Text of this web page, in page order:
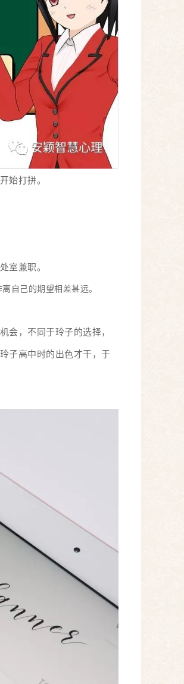
始打拼。
室兼职。
自己的期望相差甚远。
会，不同于玲子的选择，
子高中时的出色才干，于